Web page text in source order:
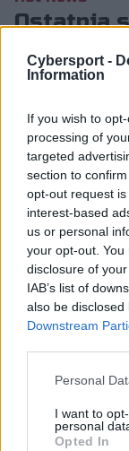
Cybersport -
Information
If you wish to
processing of
targeted
section to
opt-out request
interest-based
us or personal
your opt-out.
disclosure of
IAB’s list of
also be
Downstream
Personal
I want to
personal
Opted In
Ostatnia
Lay’s
Cup
To już
etapu Lay’s
turnieju FIFA
eliminacje na
To już ostatnia
Lay’s Gaming
Dziś czekają
jutro na
uczestników
Zapisy